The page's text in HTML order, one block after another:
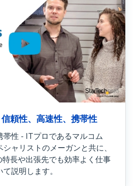
頼性、高速性、携帯性
帯性 - ITプロであるマルコム
ャリストのメーガンと共に、
長や出張先でも効率よく仕事
説明します。